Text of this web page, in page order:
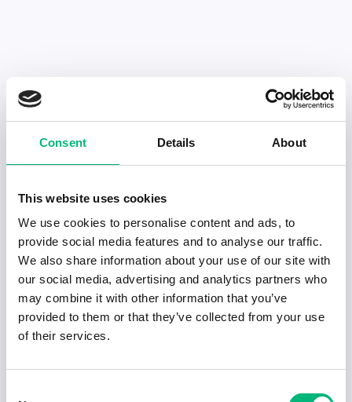
Consent Details About
This website uses cookies
We use cookies to personalise content and ads, to
provide social media features and to analyse our traffic.
We also share information about your use of our site with
our social media, advertising and analytics partners who
may combine it with other information that you’ve
provided to them or that they’ve collected from your use
of their services.
Senaste publiceringarna i Jobbnytt
Visa fler artiklar